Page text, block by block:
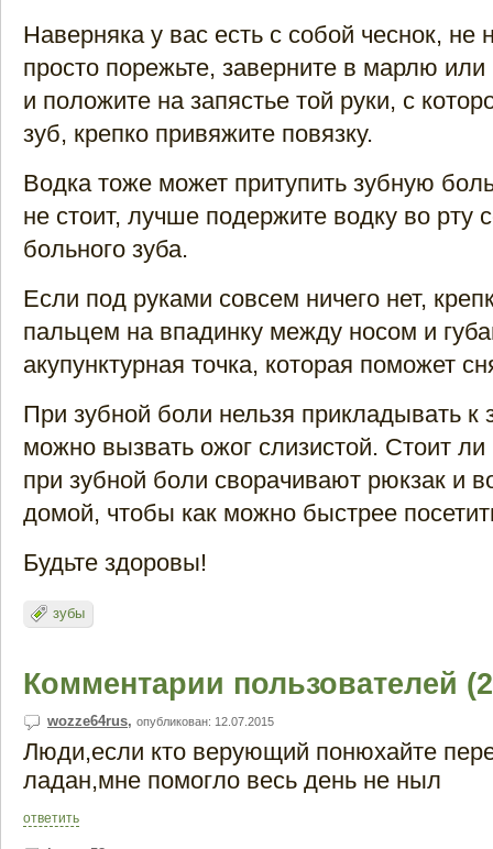
Наверняка у вас есть с собой чеснок, не
просто порежьте, заверните в марлю или
и положите на запястье той руки, с
зуб, крепко привяжите повязку.
Водка тоже может притупить зубную
не стоит, лучше подержите водку во рту
больного зуба.
Если под руками совсем ничего нет,
пальцем на впадинку между носом и
акупунктурная точка, которая поможет
При зубной боли нельзя прикладывать к
можно вызвать ожог слизистой. Стоит ли
при зубной боли сворачивают рюкзак и
домой, чтобы как можно быстрее
Будьте здоровы!
зубы
Комментарии пользователей
wozze64rus, опубликован: 12.07.2015
Люди,если кто верующий понюхайте
ладан,мне помогло весь день не ныл
ответить